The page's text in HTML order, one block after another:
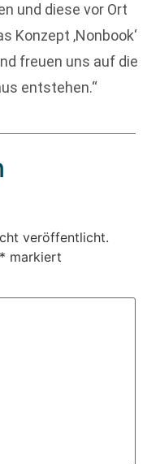
und diese vor Ort
Konzept ‚Nonbook‘
freuen uns auf die
entstehen.“
veröffentlicht.
* markiert